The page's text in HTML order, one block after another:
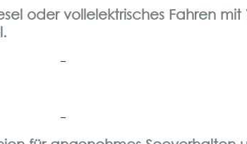
oder vollelektrisches Fahren
–
–